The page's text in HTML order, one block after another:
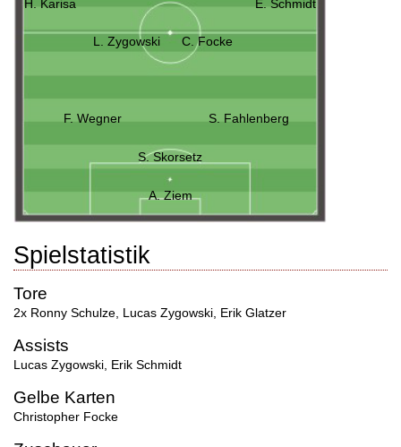
H. Karisa E. Schmidt
L. Zygowski C. Focke
F. Wegner S. Fahlenberg
S. Skorsetz
A. Ziem
Spielstatistik
Tore
2x Ronny Schulze Lucas Zygowski Erik Glatzer
Assists
Lucas Zygowski Erik Schmidt
Gelbe Karten
Christopher Focke